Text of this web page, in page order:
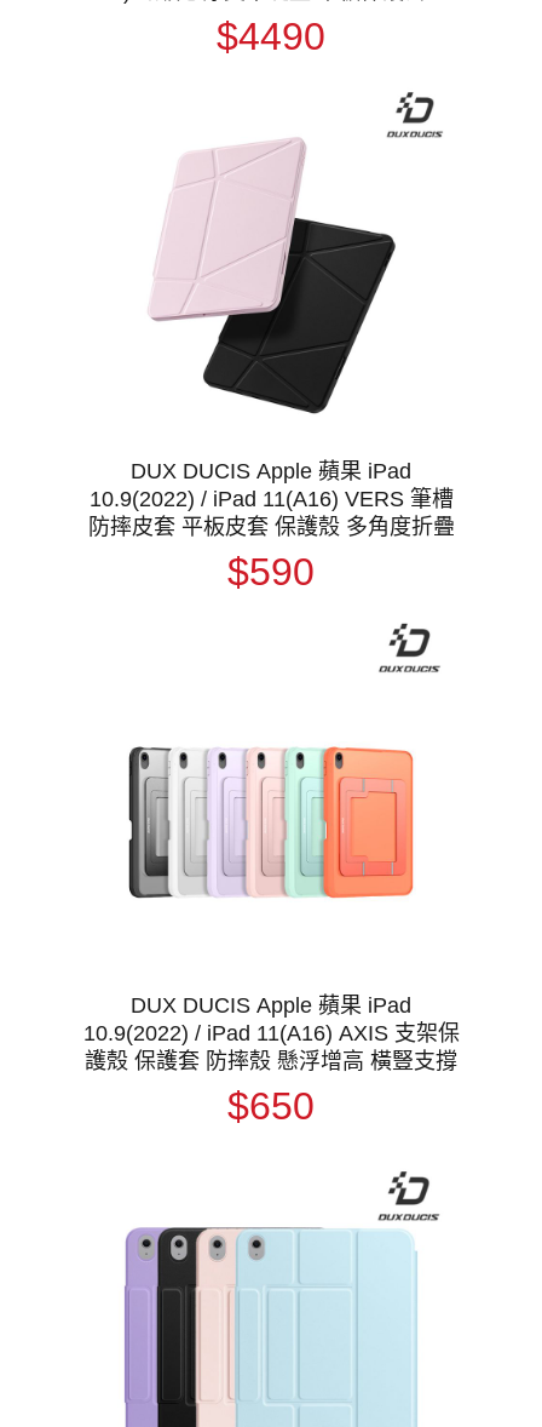
體鍵盤 台灣版 注音 倉頡
$4490
DUX DUCIS Apple 蘋果 iPad
10.9(2022) / iPad 11(A16) VERS 筆槽
防摔皮套 平板皮套 保護殼 多角度折疊
$590
DUX DUCIS Apple 蘋果 iPad
10.9(2022) / iPad 11(A16) AXIS 支架保
護殼 保護套 防摔殼 懸浮增高 橫豎支撐
$650